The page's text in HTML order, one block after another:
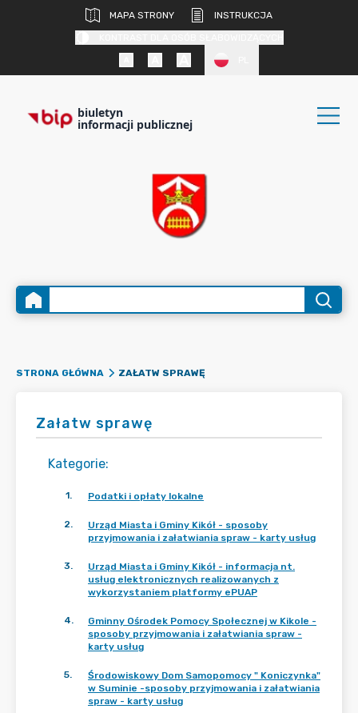
MAPA STRONY
INSTRUKCJA
biuletyn
informacji publicznej
STRONA GŁÓWNA ZAŁATW SPRAWĘ
Załatw sprawę
Kategorie:
1. Podatki i opłaty lokalne
2.
Urząd Miasta i Gminy Kikół - sposoby
przyjmowania i załatwiania spraw - karty usług
3.
Urząd Miasta i Gminy Kikół - informacja nt.
usług elektronicznych realizowanych z
wykorzystaniem platformy ePUAP
4.
Gminny Ośrodek Pomocy Społecznej w Kikole -
sposoby przyjmowania i załatwiania spraw -
karty usług
5.
Środowiskowy Dom Samopomocy " Koniczynka"
w Suminie -sposoby przyjmowania i załatwiania
spraw - karty usług